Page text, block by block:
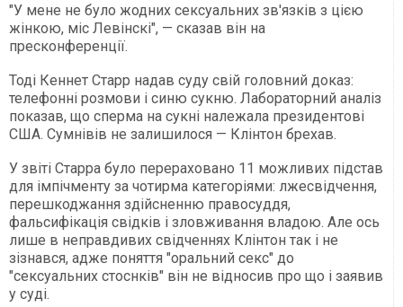
"У мене не було жодних сексуальних зв'язків з цією
жінкою, міс Левінскі", — сказав він на
пресконференції.
Тоді Кеннет Старр надав суду свій головний доказ:
телефонні розмови і синю сукню. Лабораторний аналіз
показав, що сперма на сукні належала президентові
США. Сумнівів не залишилося — Клінтон брехав.
У звіті Старра було перераховано 11 можливих підстав
для імпічменту за чотирма категоріями: лжесвідчення,
перешкоджання здійсненню правосуддя,
фальсифікація свідків і зловживання владою. Але ось
лише в неправдивих свідченнях Клінтон так і не
зізнався, адже поняття "оральний секс" до
"сексуальних стоснків" він не відносив про що і заявив
у суді.